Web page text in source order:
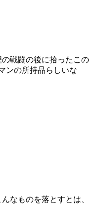
の戦闘の後に拾ったこの
ンの所持品らしいな
なものを落とすとは、